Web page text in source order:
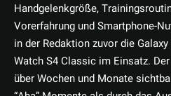
Handgelenkgröße,
Vorerfahrung und Smartphone-
in der Redaktion zuvor die
Watch S4 Classic im Einsatz.
über Wochen und Monate